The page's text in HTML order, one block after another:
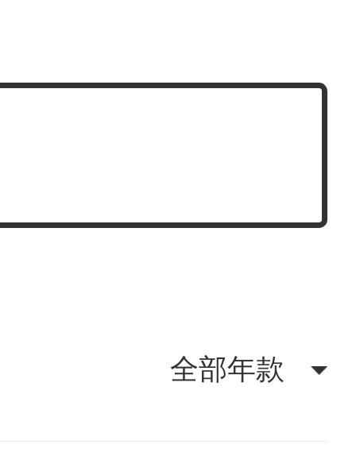
全部年款